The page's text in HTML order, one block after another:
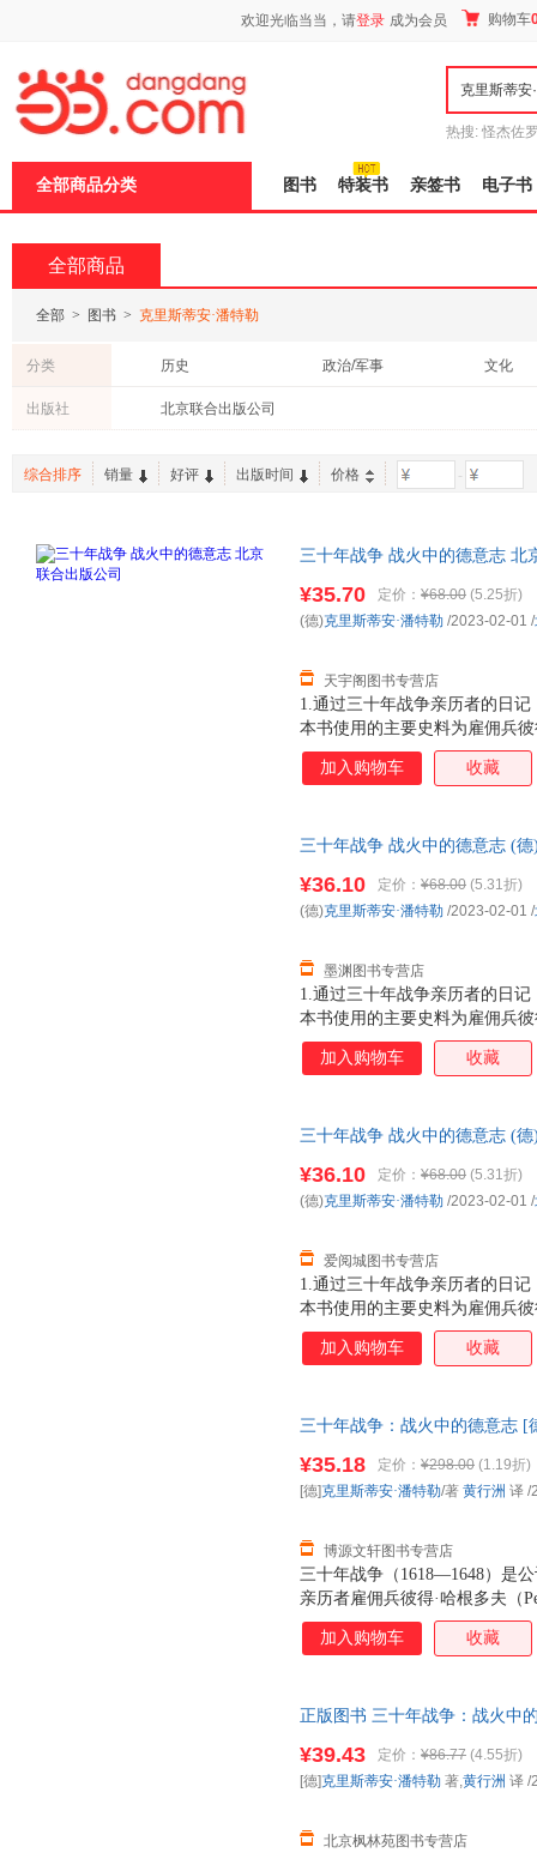
欢迎光临当当，请登录 成为会员 购物车
热搜: 怪杰佐
全部商品分类 图书 特装书 亲签书 电子书
全部商品
全部 > 图书 > 克里斯蒂安·潘特勒
分类 历史 政治/军事
文化
中小学用书
出版社 北京联合出版公司
综合排序 销量 好评 出版时间 价格 -
三十年战争 战火中的德意志 北
1.通过三十年战争亲历者的日
本书使用的主要史料为雇佣兵
记，兼顾研究三十年战争的经
内心恐惧与希望交织，被战争
载浮载沉，无意中成了同时代
¥35.70 定价： ¥68.00 (5.25折)
天宇阁图书专营店
(德)克里斯蒂安·潘特勒 /2023-02-01 /
加入购物车 收藏
三十年战争 战火中的德意志 (
1.通过三十年战争亲历者的日
本书使用的主要史料为雇佣兵
记，兼顾研究三十年战争的经
内心恐惧与希望交织，被战争
载浮载沉，无意中成了同时代
¥36.10 定价： ¥68.00 (5.31折)
墨渊图书专营店
(德)克里斯蒂安·潘特勒 /2023-02-01 /
加入购物车 收藏
三十年战争 战火中的德意志 (
线客服！
1.通过三十年战争亲历者的日
本书使用的主要史料为雇佣兵
记，兼顾研究三十年战争的经
内心恐惧与希望交织，被战争
载浮载沉，无意中成了同时代
¥36.10 定价： ¥68.00 (5.31折)
爱阅城图书专营店
(德)克里斯蒂安·潘特勒 /2023-02-01 /
加入购物车 收藏
三十年战争：战火中的德意志 [
由退换】
三十年战争（1618—1648）是
亲历者雇佣兵彼得·哈根多夫（
（Maurus Friesenegger）的日
的欧洲，以及战争阴云下普通
¥35.18 定价： ¥298.00 (1.19折)
博源文轩图书专营店
[德]克里斯蒂安·潘特勒/著 黄行洲 译 /
加入购物车 收藏
正版图书 三十年战争：战火中
商品图片仅供参考，以实物为
¥39.43 定价： ¥86.77 (4.55折)
北京枫林苑图书专营店
[德]克里斯蒂安·潘特勒 著,黄行洲 译 /
页
加